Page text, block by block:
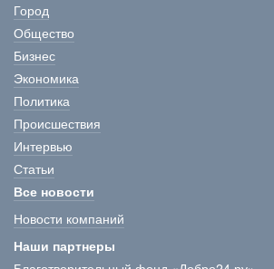
Город
Общество
Бизнес
Экономика
Политика
Происшествия
Интервью
Статьи
Все новости
Новости компаний
Наши партнеры